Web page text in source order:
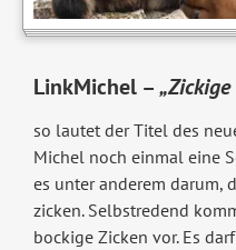
LinkMichel –„Zickige
so lautet der Titel des
Michel noch einmal eine
es unter anderem darum,
zicken. Selbstredend
bockige Zicken vor. Es